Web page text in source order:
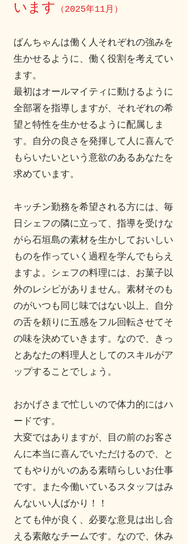
います
（2025年11月）
ばんちゃんは働く人それぞれの強みを
生かせるように、働く役割を考えてい
ます。
最初はオールマイティに動けるように
全部署を指導しますが、それぞれの希
望と特性を生かせるように配属しま
す。自分の良さを発揮して人に喜んで
もらいたいという意欲のあるあなたを
求めています。
キッチン勤務を希望される方には、​毎
日シェフの隣に立って、指導を受けな
がら石垣島の素材を生かしておいしい
ものを作っていく過程を学んでもらえ
ますよ。シェフの料理には、お菓子以
外のレシピがありません。素材そのも
のがいつも同じ味ではない以上、自分
の舌を頼りに五感をフル回転させてそ
の味を決めていきます。なので、きっ
とあなたの料理人としてのスキルがア
ップすることでしょう。
おかげさまで忙しいので体力的にはハ
ードです。
大変ではありますが、目の前のお客さ
んに本当に喜んでいただけるので、と
てもやりがいのある素晴らしいお仕事
です。また今働いているスタッフはみ
んないい人ばかり！！
とても仲が良く、必要な意見は出し合
える素敵なチームです。なので、休み